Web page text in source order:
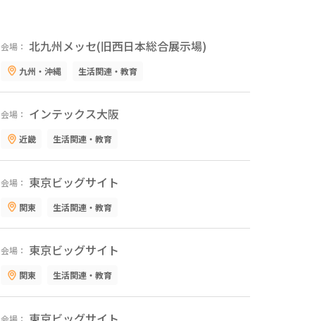
会場： 北九州メッセ(旧西日本総合展示場)
九州・沖縄 生活関連・教育
会場： インテックス大阪
近畿 生活関連・教育
会場： 東京ビッグサイト
関東 生活関連・教育
会場： 東京ビッグサイト
関東 生活関連・教育
会場：